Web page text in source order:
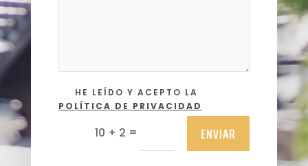
HE LEÍDO Y ACEPTO LA
POLÍTICA DE PRIVACIDAD
10 + 2 = ENVIAR